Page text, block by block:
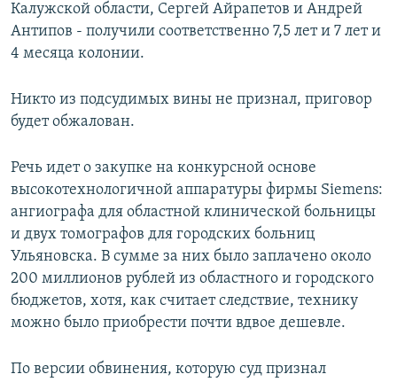
Калужской области, Сергей Айрапетов и Андрей
Антипов - получили соответственно 7,5 лет и 7 лет и
4 месяца колонии.
Никто из подсудимых вины не признал, приговор
будет обжалован.
Речь идет о закупке на конкурсной основе
высокотехнологичной аппаратуры фирмы Siemens:
ангиографа для областной клинической больницы
и двух томографов для городских больниц
Ульяновска. В сумме за них было заплачено около
200 миллионов рублей из областного и городского
бюджетов, хотя, как считает следствие, технику
можно было приобрести почти вдвое дешевле.
По версии обвинения, которую суд признал